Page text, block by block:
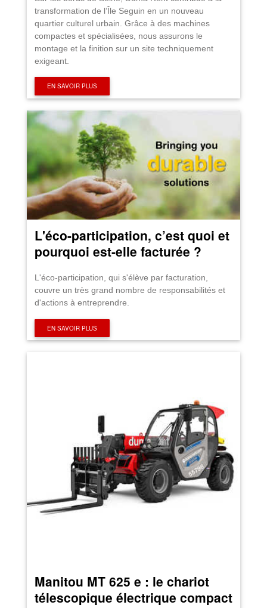
transformation de l’Île Seguin en un nouveau
quartier culturel urbain. Grâce à des machines
compactes et spécialisées, nous assurons le
montage et la finition sur un site techniquement
exigeant.
EN SAVOIR PLUS
L'éco-participation, c’est quoi et
pourquoi est-elle facturée ?
L'éco-participation, qui s'élève par facturation,
couvre un très grand nombre de responsabilités et
d'actions à entreprendre.
EN SAVOIR PLUS
Manitou MT 625 e : le chariot
télescopique électrique compact